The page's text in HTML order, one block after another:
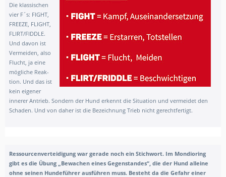
Die klassischen
vier F´s: FIGHT,
FREEZE, FLIGHT,
FLIRT/FIDDLE.
Und davon ist
Vermeiden, also
Flucht, ja eine
mögliche Reak-
tion. Und das ist
kein eigener
innerer Antrieb. Sondern der Hund erkennt die Situation und vermeidet den
Schaden. Und von daher ist die Bezeichnung Trieb nicht gerechtfertigt.
Ressourcenverteidigung war gerade noch ein Stichwort. Im Mondioring
gibt es die Übung „Bewachen eines Gegenstandes“, die der Hund alleine
ohne seinen Hundeführer ausführen muss. Besteht da die Gefahr einer